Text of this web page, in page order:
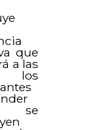
que
a las
se